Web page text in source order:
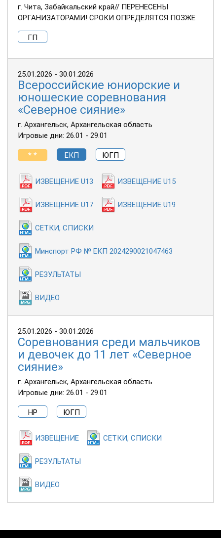
г. Чита, Забайкальский край// ПЕРЕНЕСЕНЫ
ОРГАНИЗАТОРАМИ! СРОКИ ОПРЕДЕЛЯТСЯ ПОЗЖЕ
ГП
25.01.2026 - 30.01.2026
Всероссийские юниорские и
юношеские соревнования
«Северное сияние»
г. Архангельск, Архангельская область
Игровые дни: 26.01 - 29.01
* * ЕКП ЮГП
ИЗВЕЩЕНИЕ U13 ИЗВЕЩЕНИЕ U15
ИЗВЕЩЕНИЕ U17 ИЗВЕЩЕНИЕ U19
СЕТКИ, СПИСКИ
Минспорт РФ № ЕКП 2024290021047463
РЕЗУЛЬТАТЫ
ВИДЕО
25.01.2026 - 30.01.2026
Соревнования среди мальчиков
и девочек до 11 лет «Северное
сияние»
г. Архангельск, Архангельская область
Игровые дни: 26.01 - 29.01
НР ЮГП
ИЗВЕЩЕНИЕ СЕТКИ, СПИСКИ
РЕЗУЛЬТАТЫ
ВИДЕО